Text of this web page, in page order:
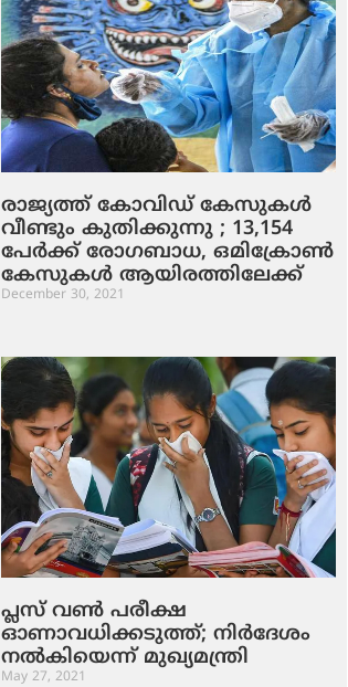
രാജ്യത്ത് കോവിഡ് കേസുകള്‍
വീണ്ടും കുതിക്കുന്നു ; 13,154
പേര്‍ക്ക് രോഗബാധ, ഒമിക്രോണ്‍
കേസുകള്‍ ആയിരത്തിലേക്ക്
December 30, 2021
പ്ലസ് വണ്‍ പരീക്ഷ
ഓണാവധിക്കടുത്ത്; നിര്‍ദേശം
നല്‍കിയെന്ന് മുഖ്യമന്ത്രി
May 27, 2021